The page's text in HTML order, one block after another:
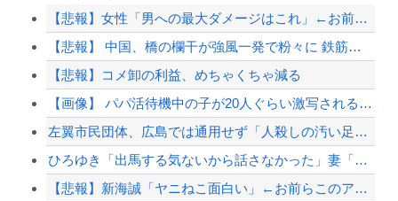
【悲報】女性「男への最大ダメージはこれ」←お前ら耐えられる？
【悲報】 中国、橋の欄干が強風一発で粉々に 鉄筋ゼロ 当局「接着剤でくっつけただ...
【悲報】コメ卸の利益、めちゃくちゃ減る
【画像】 パパ活待機中の子が20人ぐらい激写されるｗｗｗｗｗｗｗｗｗｗｗ
左翼市民団体、広島では通用せず「人殺しの汚い足で広島の土を踏むな！」→広島県民「...
ひろゆき「出馬する気ないから話さなかった」妻「それでも不誠実だろ」→離婚協議へｗ...
【悲報】新海誠「ヤニねこ面白い」←お前らこのアニメどう思ってんの？